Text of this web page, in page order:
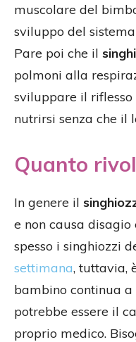
muscolare del
sviluppo del
Pare poi che il
polmoni alla
sviluppare il
nutrirsi senza che il
Quanto
In genere il
e non causa
spesso i singhiozzi
settimana, tuttavia,
bambino continua
potrebbe essere il
proprio medico.